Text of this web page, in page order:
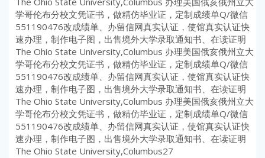
学哥伦布分校文凭证书，做精仿毕业证，定制成绩单Q/微信
551190476改成绩单、办留信网真实认证，使馆真实认证快
速办理，制作电子图，出售境外大学录取通知书、在读证明
The Ohio State University,Columbus 办理美国俄亥俄州立大
学哥伦布分校文凭证书，做精仿毕业证，定制成绩单Q/微信
551190476改成绩单、办留信网真实认证，使馆真实认证快
速办理，制作电子图，出售境外大学录取通知书、在读证明
The Ohio State University,Columbus 办理美国俄亥俄州立大
学哥伦布分校文凭证书，做精仿毕业证，定制成绩单Q/微信
551190476改成绩单、办留信网真实认证，使馆真实认证快
速办理，制作电子图，出售境外大学录取通知书、在读证明
The Ohio State University,Columbus27